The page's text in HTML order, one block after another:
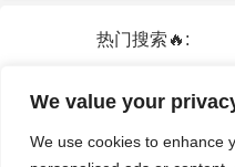
We value your
We use cookies to enhance
热门搜索🔥:
泰国
中国
签证
酒店